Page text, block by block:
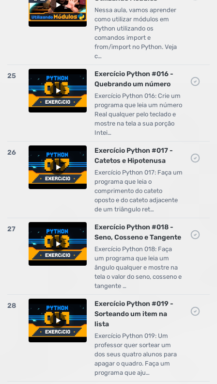
Nessa aula, vamos aprender
como utilizar módulos em
Python utilizando os
comandos import e
from/import no Python. Veja
c…
25
Exercício Python #016 -
Quebrando um número
Exercício Python 016: Crie um
programa que leia um número
Real qualquer pelo teclado e
mostre na tela a sua porção
Intei…
26
Exercício Python #017 -
Catetos e Hipotenusa
Exercício Python 017: Faça um
programa que leia o
comprimento do cateto
oposto e do cateto adjacente
de um triângulo ret…
27
Exercício Python #018 -
Seno, Cosseno e Tangente
Exercício Python 018: Faça
um programa que leia um
ângulo qualquer e mostre na
tela o valor do seno, cosseno e
tangente …
28
Exercício Python #019 -
Sorteando um item na
lista
Exercício Python 019: Um
professor quer sortear um
dos seus quatro alunos para
apagar o quadro. Faça um
programa que aju…